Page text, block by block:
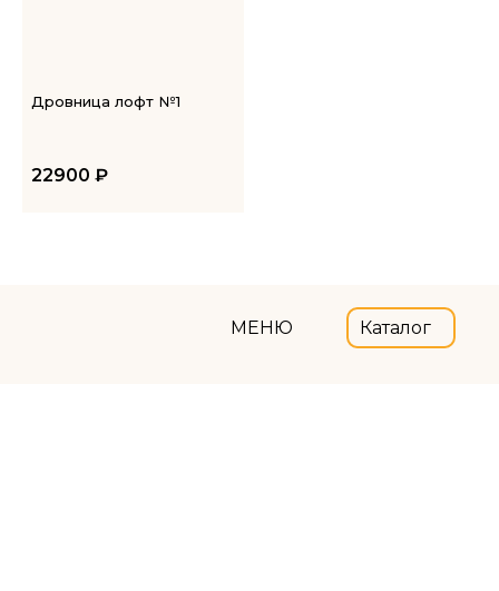
Дровница лофт №1
22900 ₽
МЕНЮ Каталог